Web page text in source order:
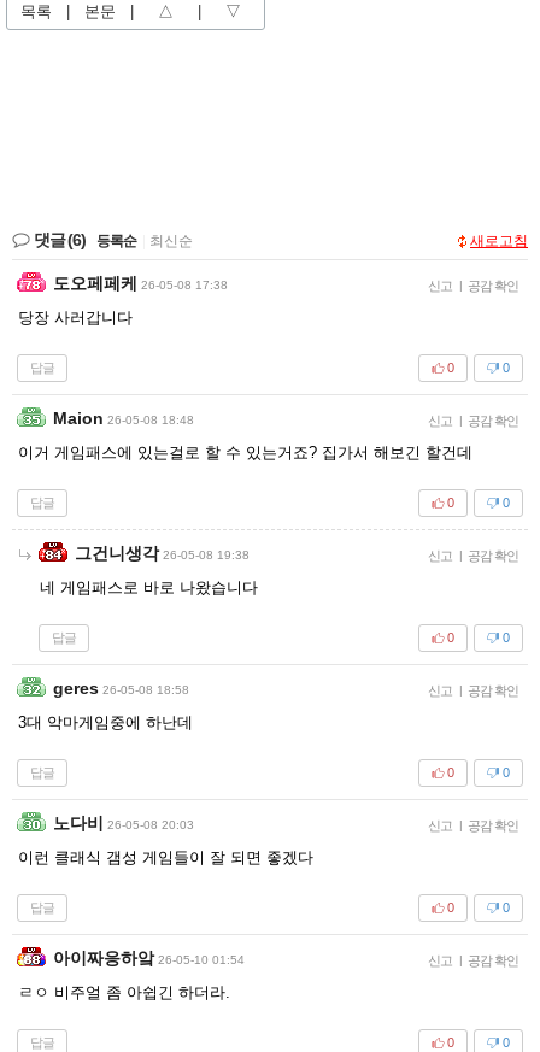
목록 | 본문 | △ | ▽
댓글(6) 등록순 최신순 새로고침
도오페페케 26-05-08 17:38 신고 | 공감 확인
당장 사러갑니다
답글 0
0
Maion 26-05-08 18:48 신고 | 공감 확인
이거 게임패스에 있는걸로 할 수 있는거죠? 집가서 해보긴 할건데
답글 0
0
그건니생각 26-05-08 19:38 신고 | 공감 확인
네 게임패스로 바로 나왔습니다
답글 0
0
geres 26-05-08 18:58 신고 | 공감 확인
3대 악마게임중에 하난데
답글 0
0
노다비 26-05-08 20:03 신고 | 공감 확인
이런 클래식 갬성 게임들이 잘 되면 좋겠다
답글 0
0
아이짜응하앜 26-05-10 01:54 신고 | 공감 확인
ㄹㅇ 비주얼 좀 아쉽긴 하더라.
답글 0
0